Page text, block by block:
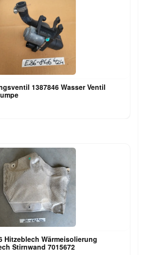
1387846 Wasser Ventil
Hitzeblech Wärmeisolierung
Stirnwand 7015672